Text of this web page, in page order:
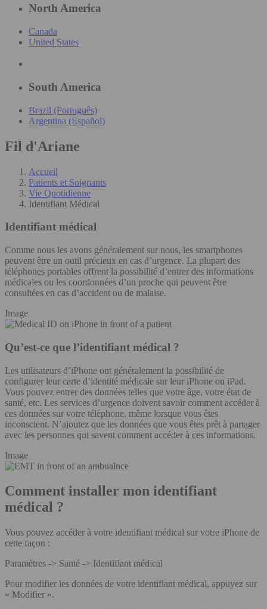
North America
Canada
United States
South America
Brazil (Português)
Argentina (Español)
Fil d'Ariane
Accueil
Patients et Soignants
Vie Quotidienne
Identifiant Médical
Identifiant médical
Comme nous les avons généralement sur nous, les smartphones
peuvent être un outil précieux en cas d’urgence. La plupart des
téléphones portables offrent la possibilité d’entrer des informations
médicales ou les coordonnées d’un proche qui peuvent être
consultées en cas d’accident ou de malaise.
Image
Qu’est-ce que l’identifiant médical ?
Les utilisateurs d’iPhone ont généralement la possibilité de
configurer leur carte d’identité médicale sur leur iPhone ou iPad.
Vous pouvez entrer des données telles que votre âge, votre état de
santé, etc. Les services d’urgence doivent savoir comment accéder à
ces données sur votre téléphone, même lorsque vous êtes
inconscient. N’ajoutez que les données que vous êtes prêt à partager
avec les personnes qui savent comment accéder à ces informations.
Image
Comment installer mon identifiant
médical ?
Vous pouvez accéder à votre identifiant médical sur votre iPhone de
cette façon :
Paramètres -> Santé -> Identifiant médical
Pour modifier les données de votre identifiant médical, appuyez sur
« Modifier ».